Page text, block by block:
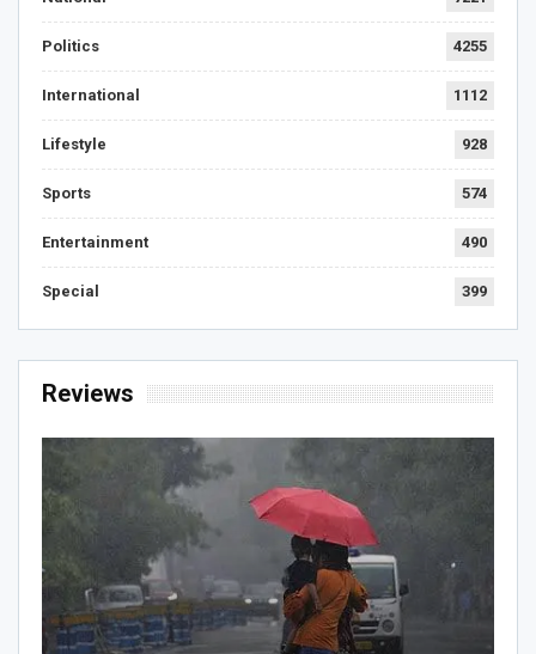
Politics 4255
International 1112
Lifestyle 928
Sports 574
Entertainment 490
Special 399
Reviews